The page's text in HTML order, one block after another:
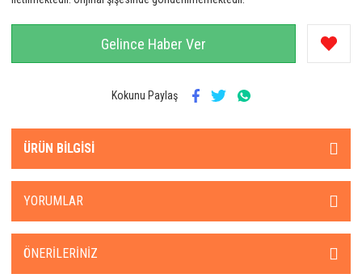
Gelince Haber Ver
Kokunu Paylaş
ÜRÜN BILGISI
YORUMLAR
ÖNERILERINIZ